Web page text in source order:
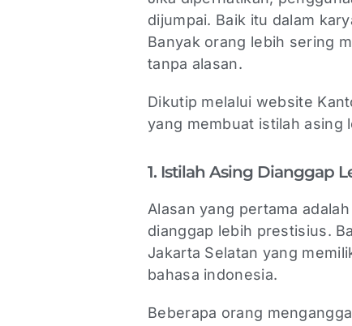
dijumpai. Baik itu dalam
Banyak orang lebih sering
tanpa alasan.
Dikutip melalui website
yang membuat istilah asing
1. Istilah Asing Dianggap
Alasan yang pertama
dianggap lebih prestisius.
Jakarta Selatan yang
bahasa indonesia.
Beberapa orang